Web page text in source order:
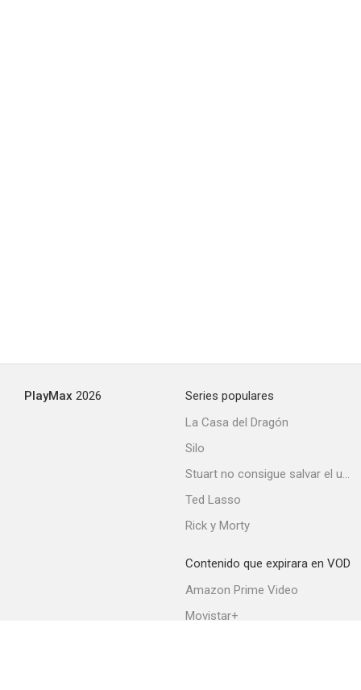
PlayMax 2026
Series populares
La Casa del Dragón
Silo
Stuart no consigue salvar el universo
Ted Lasso
Rick y Morty
Contenido que expirara en VOD
Amazon Prime Video
Movistar+